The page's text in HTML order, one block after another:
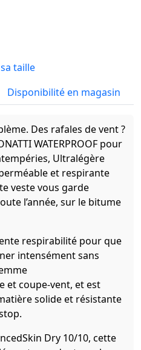
taille
Disponibilité en magasin
Des rafales de vent ?
WATERPROOF pour
Ultralégère
et respirante
veste vous garde
l’année, sur le bitume
respirabilité pour que
intensément sans
et coupe-vent, et est
solide et résistante
Dry 10/10, cette